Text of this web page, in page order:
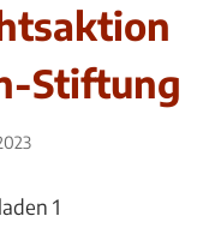
Stiftung